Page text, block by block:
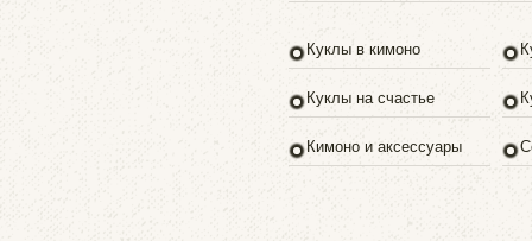
Куклы в кимоно
Куклы на счастье
Кимоно и аксессуары